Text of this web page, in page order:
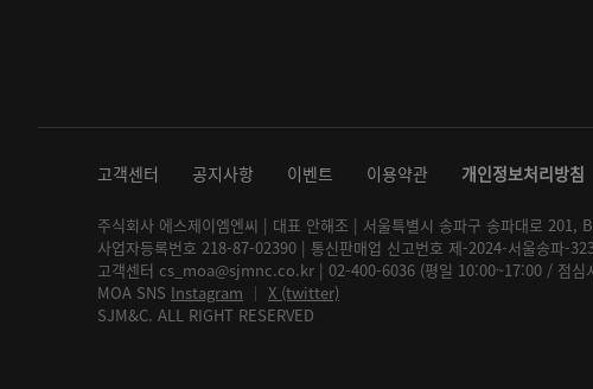
고객센터 공지사항 이벤트 이용약관 개인정보처리방침
주식회사 에스제이엠엔씨 | 대표 안해조 | 서울특별시 송파구 송파대로 201,
사업자등록번호 218-87-02390 | 통신판매업 신고번호 제-2024-서울송파-
고객센터 cs_moa@sjmnc.co.kr | 02-400-6036 (평일 10:00~17:00 / 점심
MOA SNS Instagram │ X (twitter)
SJM&C. ALL RIGHT RESERVED